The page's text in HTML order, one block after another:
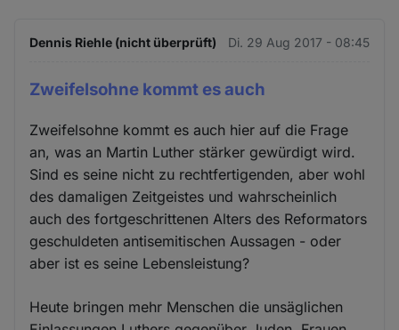
Dennis Riehle (nicht überprüft) Di. 29 Aug 2017 - 08:45
Zweifelsohne kommt es auch
Zweifelsohne kommt es auch hier auf die Frage
an, was an Martin Luther stärker gewürdigt wird.
Sind es seine nicht zu rechtfertigenden, aber wohl
des damaligen Zeitgeistes und wahrscheinlich
auch des fortgeschrittenen Alters des Reformators
geschuldeten antisemitischen Aussagen - oder
aber ist es seine Lebensleistung?
Heute bringen mehr Menschen die unsäglichen